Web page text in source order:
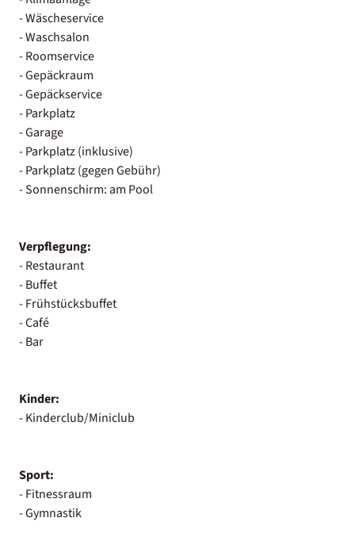
- Wäscheservice
- Waschsalon
- Roomservice
- Gepäckraum
- Gepäckservice
- Parkplatz
- Garage
- Parkplatz (inklusive)
- Parkplatz (gegen Gebühr)
- Sonnenschirm: am Pool
Verpflegung:
- Restaurant
- Buffet
- Frühstücksbuffet
- Café
- Bar
Kinder:
- Kinderclub/Miniclub
Sport:
- Fitnessraum
- Gymnastik